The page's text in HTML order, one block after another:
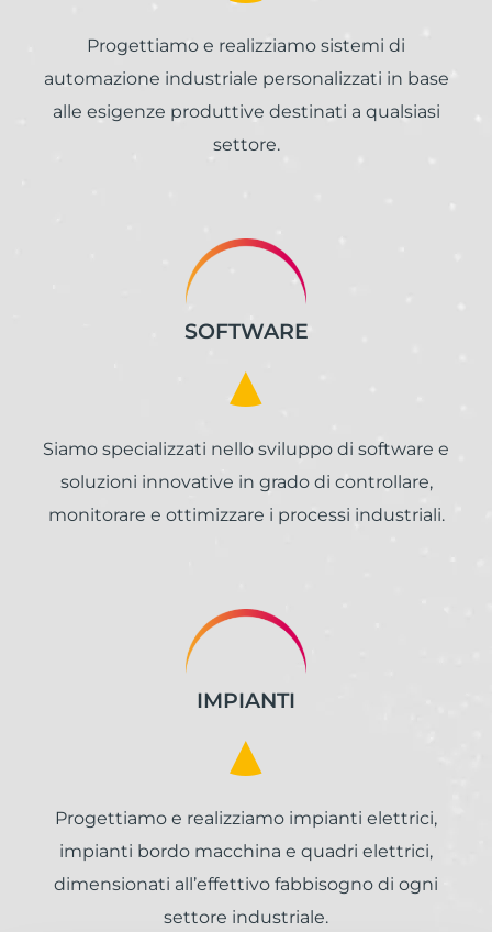
Progettiamo e realizziamo sistemi di
automazione industriale personalizzati in base
alle esigenze produttive destinati a qualsiasi
settore.
SOFTWARE
Siamo specializzati nello sviluppo di software e
soluzioni innovative in grado di controllare,
monitorare e ottimizzare i processi industriali.
IMPIANTI
Progettiamo e realizziamo impianti elettrici,
impianti bordo macchina e quadri elettrici,
dimensionati all’effettivo fabbisogno di ogni
settore industriale.